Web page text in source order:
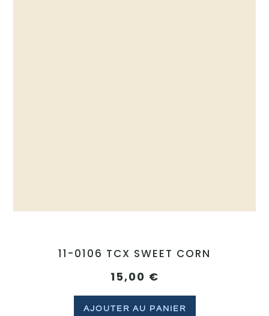
11-0106 TCX SWEET CORN
15,00 €
AJOUTER AU PANIER